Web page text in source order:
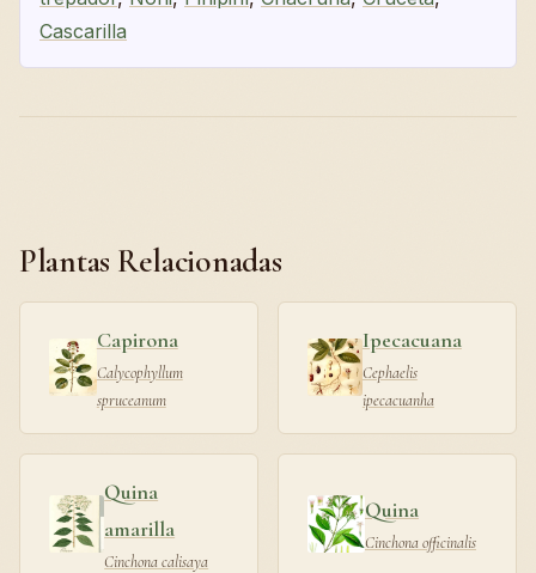
Cascarilla
Plantas Relacionadas
Capirona
Calycophyllum
spruceanum
Ipecacuana
Cephaelis
ipecacuanha
Quina
amarilla
Cinchona calisaya
Quina
Cinchona officinalis